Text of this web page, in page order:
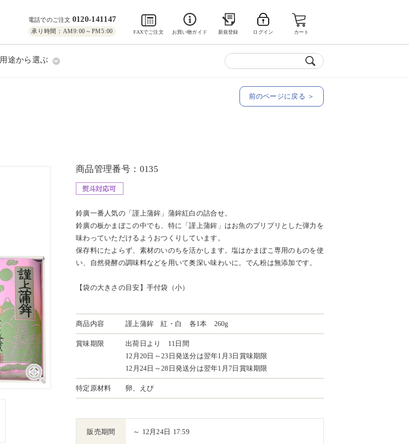
電話でのご注文 0120-141147
承り時間：AM9:00～PM5:00 FAXでご注文 お買い物ガイド 新規登録 ログイン カート
用途から選ぶ
前のページに戻る ＞
商品管理番号：0135
鈴廣一番人気の「謹上蒲鉾」蒲鉾紅白の詰合せ。
鈴廣の板かまぼこの中でも、特に「謹上蒲鉾」はお魚のプリプリとした弾力を
味わっていただけるようおつくりしています。
保存料にたよらず、素材のいのちを活かします。塩はかまぼこ専用のものを使
い、自然発酵の調味料などを用いて奥深い味わいに。でん粉は無添加です。
【袋の大きさの目安】手付袋（小）
商品内容 謹上蒲鉾 紅・白 各1本 260g
賞味期限
出荷日より 11日間
12月20日～23日発送分は翌年1月3日賞味期限
12月24日～28日発送分は翌年1月7日賞味期限
特定原材料 卵、えび
販売期間 ～ 12月24日 17:59